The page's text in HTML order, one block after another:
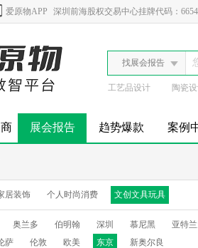
爱原物APP 深圳前海股权交易中心挂牌代码：
找展会报告
工艺品设计 陶瓷
展会报告 趋势爆款 案例
居装饰 个人时尚消费 文创文具玩具
奥兰多 伯明翰 深圳 慕尼黑
亚特
萨 伦敦 欧美 东京 新奥尔良